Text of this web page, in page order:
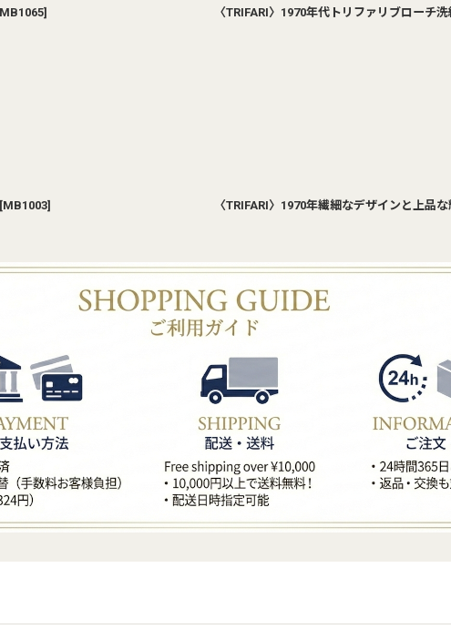
MB1065] 〈TRIFARI〉1970年代トリファリブローチ
[MB1003] 〈TRIFARI〉1970年繊細なデザインと上品